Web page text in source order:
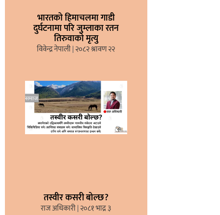
भारतको हिमाचलमा गाडी
दुर्घटनामा परि जुम्लाका रतन
तिरुवाको मृत्यु
विवेन्द्र नेपाली २०८२ श्रावण २२
तस्वीर कसरी बोल्छ?
राज अधिकारी २०८१ भाद्र ३